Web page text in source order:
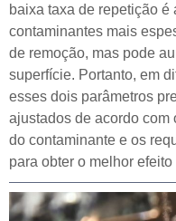
baixa taxa de repetição
contaminantes mais
de remoção, mas pode
superfície. Portanto, em
esses dois parâmetros
ajustados de acordo com
do contaminante e os
para obter o melhor